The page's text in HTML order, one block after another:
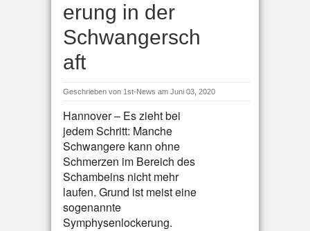
erung in der
Schwangersch
aft
Geschrieben von 1st-News am Juni 03, 2020
Hannover – Es zieht bei
jedem Schritt: Manche
Schwangere kann ohne
Schmerzen im Bereich des
Schambeins nicht mehr
laufen. Grund ist meist eine
sogenannte
Symphysenlockerung.